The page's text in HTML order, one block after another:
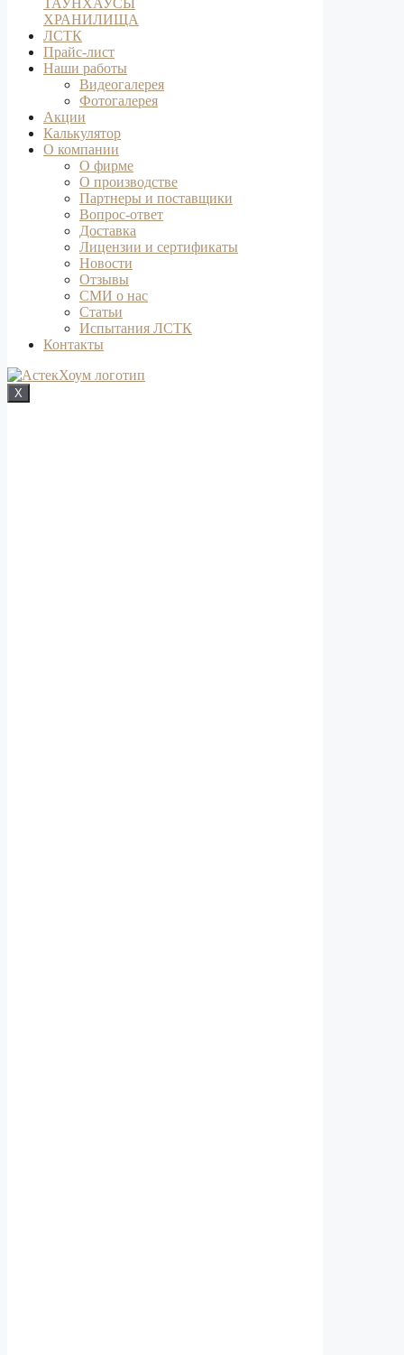
ТАУНХАУСЫ
ХРАНИЛИЩА
ЛСТК
Прайс-лист
Наши работы
Видеогалерея
Фотогалерея
Акции
Калькулятор
О компании
О фирме
О производстве
Партнеры и поставщики
Вопрос-ответ
Доставка
Лицензии и сертификаты
Новости
Отзывы
СМИ о нас
Статьи
Испытания ЛСТК
Контакты
X